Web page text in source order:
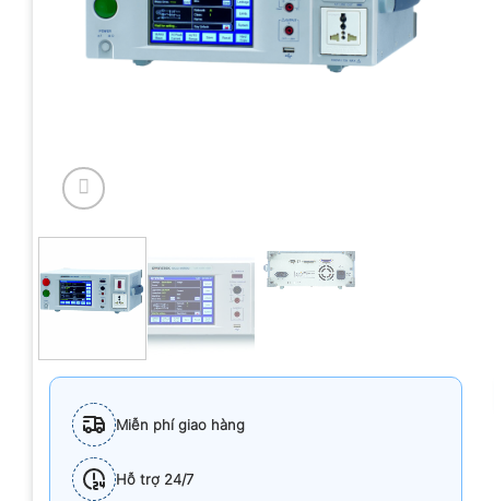
Miễn phí giao hàng
Hỗ trợ 24/7